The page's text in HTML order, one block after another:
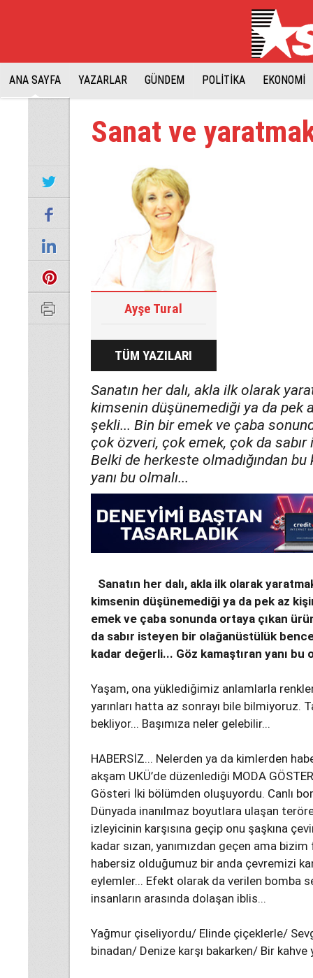
ANA SAYFA YAZARLAR GÜNDEM POLİTİKA EKONOMİ
Sanat ve
Ayşe Tural
TÜM YAZILARI
Sanatın her dalı, akla ilk olarak
kimsenin düşünemediği ya da pek
şekli... Bin bir emek ve çaba
çok özveri, çok emek, çok da
Belki de herkeste olmadığından
yanı bu olmalı...
Sanatın her dalı, akla ilk olarak
kimsenin düşünemediği ya da pek az
emek ve çaba sonunda ortaya çıkan
da sabır isteyen bir olağanüstülük
kadar değerli... Göz kamaştıran yanı bu
Yaşam, ona yüklediğimiz anlamlarla
yarınları hatta az sonrayı bile bilmiyoruz.
bekliyor... Başımıza neler gelebilir...
HABERSİZ... Nelerden ya da kimlerden
akşam UKÜ’de düzenlediği MODA
Gösteri İki bölümden oluşuyordu. Canlı
Dünyada inanılmaz boyutlara ulaşan
izleyicinin karşısına geçip onu şaşkına
kadar sızan, yanımızdan geçen ama
habersiz olduğumuz bir anda çevremizi
eylemler... Efekt olarak da verilen bomba
insanların arasında dolaşan iblis...
Yağmur çiseliyordu/ Elinde çiçeklerle/
binadan/ Denize karşı bakarken/ Bir kahve